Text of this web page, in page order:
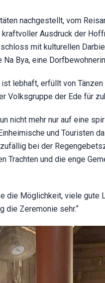
nachgestellt, vom
Ausdruck der
mit kulturellen
Bya, eine
lebhaft, erfüllt von
Volksgruppe der Ede für
nicht mehr nur auf eine
und Touristen
bei der
Trachten und die enge
die Möglichkeit, viele gute
die Zeremonie sehr.“